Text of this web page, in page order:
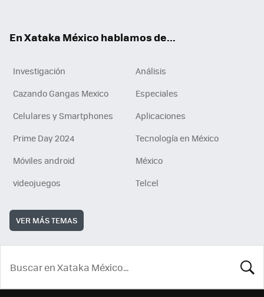
En Xataka México hablamos de...
Investigación
Análisis
Cazando Gangas Mexico
Especiales
Celulares y Smartphones
Aplicaciones
Prime Day 2024
Tecnología en México
Móviles android
México
videojuegos
Telcel
VER MÁS TEMAS